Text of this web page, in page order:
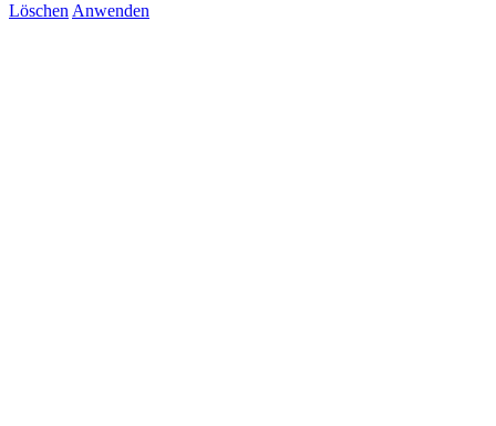
Löschen Anwenden